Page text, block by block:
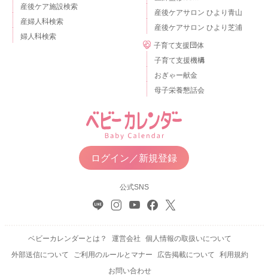
産後ケア施設検索
産婦人科検索
婦人科検索
産後ケアサロン ひより青山
産後ケアサロン ひより芝浦
子育て支援団体
子育て支援機構
おぎゃー献金
母子栄養懇話会
ログイン／新規登録
公式SNS
ベビーカレンダーとは？ 運営会社
個人情報の取扱いについて
外部送信について
ご利用のルールとマナー 広告掲載について
利用規約
お問い合わせ